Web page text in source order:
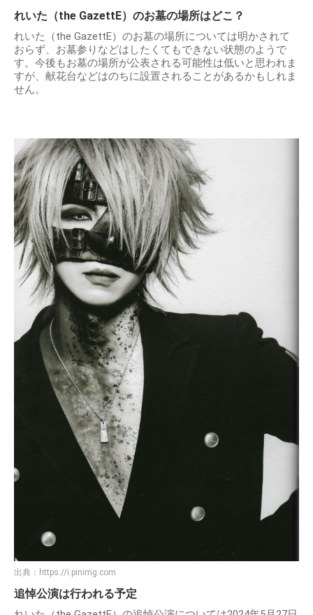
れいた（the GazettE）のお墓の場所はどこ？
れいた（the GazettE）のお墓の場所については明かされて
おらず、お墓参りなどはしたくてもできない状態のようで
す。今後もお墓の場所が公表される可能性は低いと思われま
すが、献花台などはのちに設置されることがあるかもしれま
せん。
出典： https://i.pinimg.com
追悼公演は行われる予定